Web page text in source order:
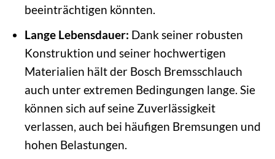
beeinträchtigen könnten.
Lange Lebensdauer: Dank seiner robusten
Konstruktion und seiner hochwertigen
Materialien hält der Bosch Bremsschlauch
auch unter extremen Bedingungen lange. Sie
können sich auf seine Zuverlässigkeit
verlassen, auch bei häufigen Bremsungen und
hohen Belastungen.